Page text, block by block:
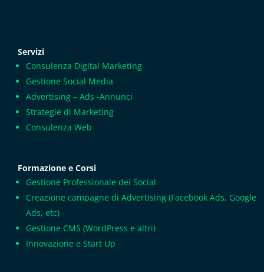
Servizi
Consulenza Digital Marketing
Gestione Social Media
Advertising – Ads -Annunci
Strategie di Marketing
Consulenza Web
Formazione e Corsi
Gestione Professionale dei Social
Creazione campagne di Advertising (Facebook Ads, Google
Ads, etc)
Gestione CMS (WordPress e altri)
Innovazione e Start Up